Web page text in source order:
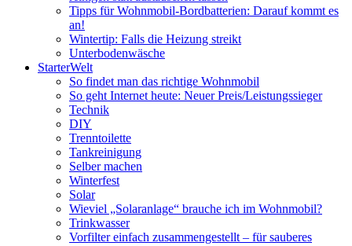
Tipps für Wohnmobil-Bordbatterien: Darauf kommt es
an!
Wintertip: Falls die Heizung streikt
Unterbodenwäsche
StarterWelt
So findet man das richtige Wohnmobil
So geht Internet heute: Neuer Preis/Leistungssieger
Technik
DIY
Trenntoilette
Tankreinigung
Selber machen
Winterfest
Solar
Wieviel „Solaranlage“ brauche ich im Wohnmobil?
Trinkwasser
Vorfilter einfach zusammengestellt – für sauberes